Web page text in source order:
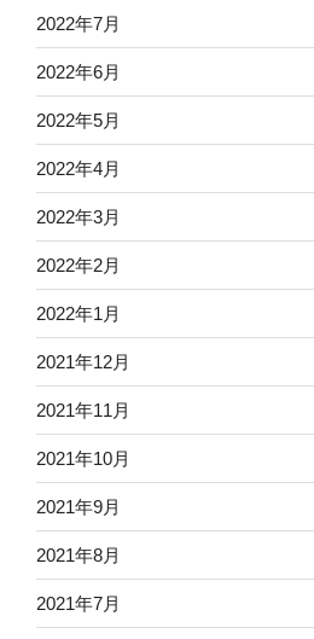
2022年7月
2022年6月
2022年5月
2022年4月
2022年3月
2022年2月
2022年1月
2021年12月
2021年11月
2021年10月
2021年9月
2021年8月
2021年7月